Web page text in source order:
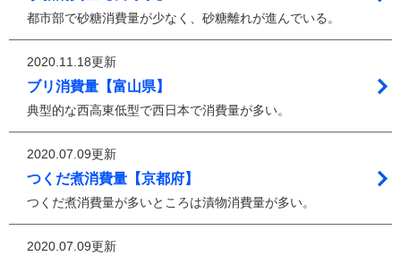
都市部で砂糖消費量が少なく、砂糖離れが進んでいる。
2020.11.18更新
ブリ消費量【富山県】
典型的な西高東低型で西日本で消費量が多い。
2020.07.09更新
つくだ煮消費量【京都府】
つくだ煮消費量が多いところは漬物消費量が多い。
2020.07.09更新